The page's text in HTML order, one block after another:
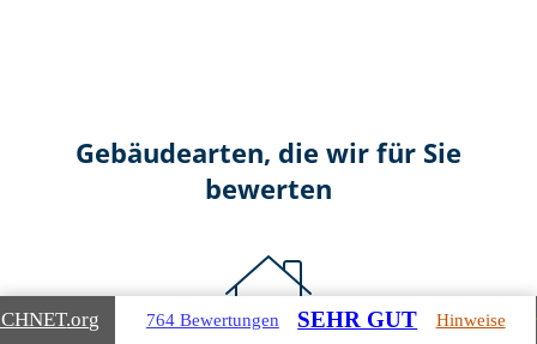
Gebäudearten, die wir für Sie
bewerten
.org 764 Bewertungen SEHR GUT Hinweise